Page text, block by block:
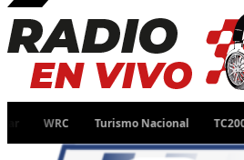
WRC Turismo Nacional TC2000